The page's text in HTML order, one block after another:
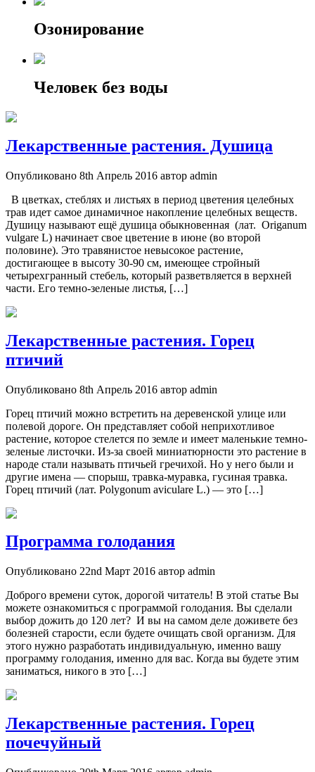
Озонирование
Человек без воды
Лекарственные растения. Душица
Опубликовано 8th Апрель 2016 автор admin
В цветках, стеблях и листьях в период цветения целебных
трав идет самое динамичное накопление целебных веществ.
Душицу называют ещё душица обыкновенная (лат. Origanum
vulgare L) начинает свое цветение в июне (во второй
половине). Это травянистое невысокое растение,
достигающее в высоту 30-90 см, имеющее стройный
четырехгранный стебель, который разветвляется в верхней
части. Его темно-зеленые листья, […]
Лекарственные растения. Горец
птичий
Опубликовано 8th Апрель 2016 автор admin
Горец птичий можно встретить на деревенской улице или
полевой дороге. Он представляет собой неприхотливое
растение, которое стелется по земле и имеет маленькие темно-
зеленые листочки. Из-за своей миниатюрности это растение в
народе стали называть птичьей гречихой. Но у него были и
другие имена — спорыш, травка-муравка, гусиная травка.
Горец птичий (лат. Polygonum aviculare L.) — это […]
Программа голодания
Опубликовано 22nd Март 2016 автор admin
Доброго времени суток, дорогой читатель! В этой статье Вы
можете ознакомиться с программой голодания. Вы сделали
выбор дожить до 120 лет? И вы на самом деле доживете без
болезней старости, если будете очищать свой организм. Для
этого нужно разработать индивидуальную, именно вашу
программу голодания, именно для вас. Когда вы будете этим
заниматься, никого в это […]
Лекарственные растения. Горец
почечуйный